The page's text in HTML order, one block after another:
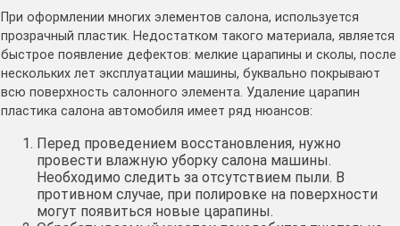
При оформлении многих элементов салона, используется
прозрачный пластик. Недостатком такого материала, является
быстрое появление дефектов: мелкие царапины и сколы, после
нескольких лет эксплуатации машины, буквально покрывают
всю поверхность салонного элемента. Удаление царапин
пластика салона автомобиля имеет ряд нюансов:
Перед проведением восстановления, нужно
провести влажную уборку салона машины.
Необходимо следить за отсутствием пыли. В
противном случае, при полировке на поверхности
могут появиться новые царапины.